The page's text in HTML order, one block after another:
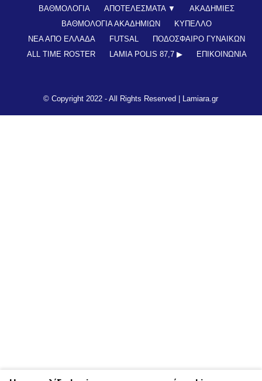
ΒΑΘΜΟΛΟΓΙΑ
ΑΠΟΤΕΛΕΣΜΑΤΑ ▼
ΑΚΑΔΗΜΙΕΣ
ΒΑΘΜΟΛΟΓΙΑ ΑΚΑΔΗΜΙΩΝ
ΚΥΠΕΛΛΟ
ΝΕΑ ΑΠΟ ΕΛΛΑΔΑ
FUTSAL
ΠΟΔΟΣΦΑΙΡΟ ΓΥΝΑΙΚΩΝ
ALL TIME ROSTER
LAMIA POLIS 87,7 ▶︎ ΕΠΙΚΟΙΝΩΝΊΑ
© Copyright 2022 - All Rights Reserved | Lamiara.gr